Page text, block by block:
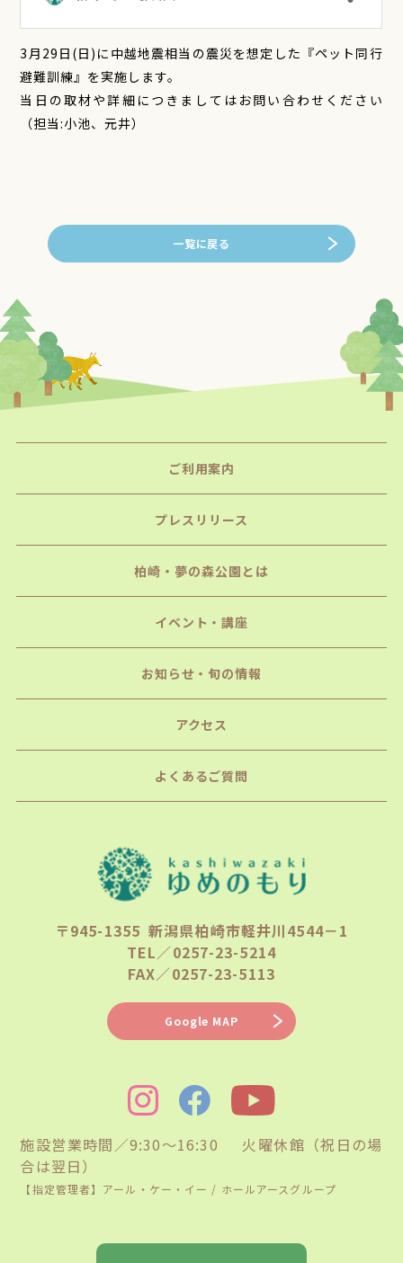
3月29日(日)に中越地震相当の震災を想定した『ペット同行
避難訓練』を実施します。
当日の取材や詳細につきましてはお問い合わせください
（担当:小池、元井）
一覧に戻る
ご利用案内
プレスリリース
柏崎・夢の森公園とは
イベント・講座
お知らせ・旬の情報
アクセス
よくあるご質問
〒945-1355 新潟県柏崎市軽井川4544－1
TEL／0257-23-5214
FAX／0257-23-5113
Google MAP
施設営業時間／9:30〜16:30 火曜休館（祝日の場
合は翌日）
【指定管理者】アール・ケー・イー / ホールアースグループ